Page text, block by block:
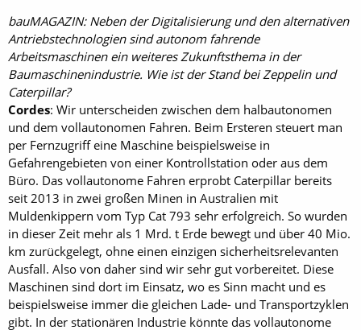
bauMAGAZIN: Neben der Digitalisierung und den alternativen
Antriebstechnologien sind autonom fahrende
Arbeitsmaschinen ein weiteres Zukunftsthema in der
Baumaschinenindustrie. Wie ist der Stand bei Zeppelin und
Caterpillar?
Cordes: Wir unterscheiden zwischen dem halbautonomen
und dem vollautonomen Fahren. Beim Ersteren steuert man
per Fernzugriff eine Ma­schine beispielsweise in
Gefahrengebieten von einer Kontrollstation oder aus dem
Büro. Das vollautonome Fahren erprobt Caterpillar bereits
seit 2013 in zwei großen Minen in Australien mit
Muldenkippern vom Typ Cat 793 sehr erfolgreich. So wurden
in dieser Zeit mehr als 1 Mrd. t Erde be­wegt und über 40 Mio.
km zurückgelegt, ohne einen einzigen sicherheitsrelevanten
Ausfall. Also von daher sind wir sehr gut vorbereitet. Diese
Maschinen sind dort im Einsatz, wo es Sinn macht und es
beispielsweise immer die gleichen Lade- und Transportzyklen
gibt. In der stationären Industrie könnte das vollautonome